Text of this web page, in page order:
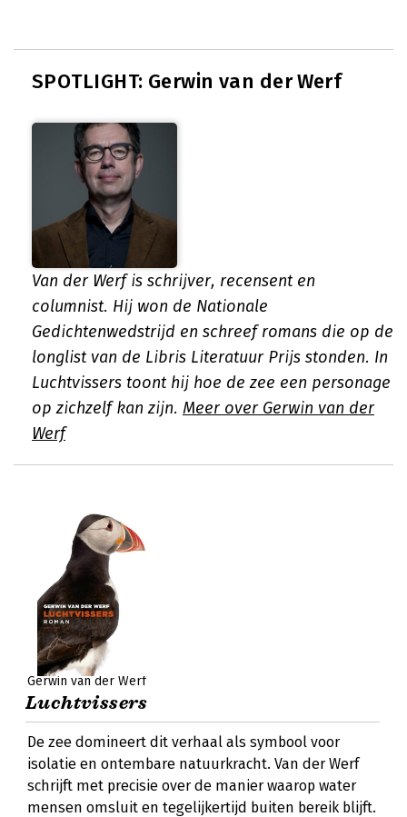
SPOTLIGHT: Gerwin van der Werf
Van der Werf is schrijver, recensent en
columnist. Hij won de Nationale
Gedichtenwedstrijd en schreef romans die op de
longlist van de Libris Literatuur Prijs stonden. In
Luchtvissers toont hij hoe de zee een personage
op zichzelf kan zijn. Meer over Gerwin van der
Werf
Gerwin van der Werf
Luchtvissers
De zee domineert dit verhaal als symbool voor
isolatie en ontembare natuurkracht. Van der Werf
schrijft met precisie over de manier waarop water
mensen omsluit en tegelijkertijd buiten bereik blijft.